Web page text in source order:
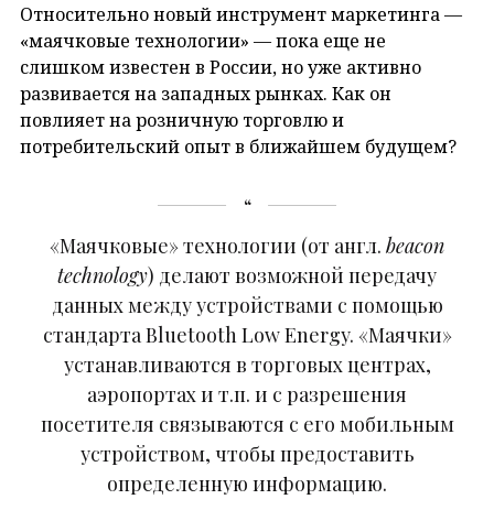
Относительно новый инструмент маркетинга —
«маячковые технологии» — пока еще не
слишком известен в России, но уже активно
развивается на западных рынках. Как он
повлияет на розничную торговлю и
потребительский опыт в ближайшем будущем?
«Маячковые» технологии (от англ. beacon
technology) делают возможной передачу
данных между устройствами с помощью
стандарта Bluetooth Low Energy. «Маячки»
устанавливаются в торговых центрах,
аэропортах и т.п. и с разрешения
посетителя связываются с его мобильным
устройством, чтобы предоставить
определенную информацию.